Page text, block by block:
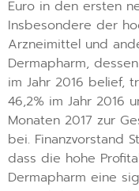
Euro in den ersten
Insbesondere der
Arzneimittel und
Dermapharm,
im Jahr 2016 belief,
46,2% im Jahr 2016
Monaten 2017 zur
bei. Finanzvorstand
dass die hohe
Dermapharm eine